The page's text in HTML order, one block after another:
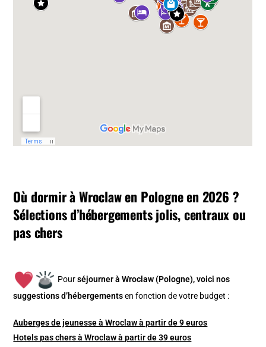
Où dormir à Wroclaw en Pologne en 2026 ?
Sélections d’hébergements jolis, centraux ou
pas chers
Pourséjourner à Wroclaw (Pologne), voici nos
suggestions d’hébergements en fonction de votre budget :
Auberges de jeunesse à Wroclaw à partir de 9 euros
Hotels pas chers à Wroclaw à partir de 39 euros